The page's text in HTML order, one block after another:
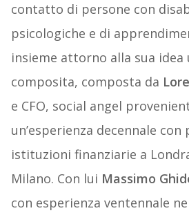
contatto di persone con
psicologiche e di
insieme attorno alla sua idea
composita, composta da
e CFO, social angel
un’esperienza decennale
istituzioni finanziarie a
Milano. Con lui Massimo
con esperienza ventennale